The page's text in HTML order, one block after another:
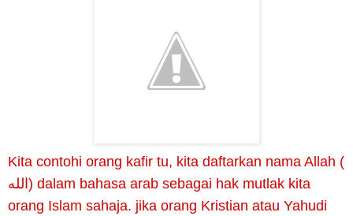
Kita contohi orang kafir tu, kita daftarkan nama Allah (
الله) dalam bahasa arab sebagai hak mutlak kita
orang Islam sahaja. jika orang Kristian atau Yahudi